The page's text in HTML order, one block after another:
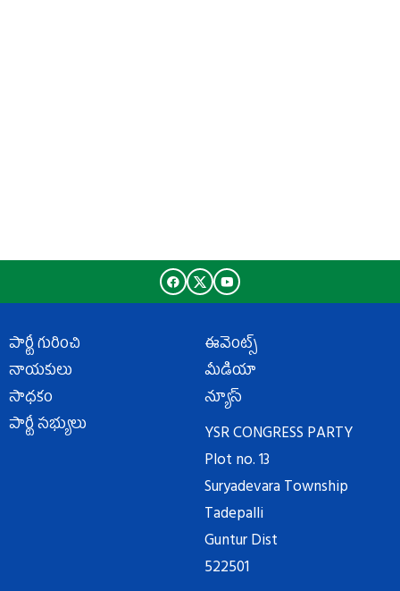
పార్టీ గురించి
నాయకులు
సాధకం
పార్టీ సభ్యులు
ఈవెంట్స్
మీడియా
న్యూస్
YSR CONGRESS PARTY
Plot no. 13
Suryadevara Township
Tadepalli
Guntur Dist
522501